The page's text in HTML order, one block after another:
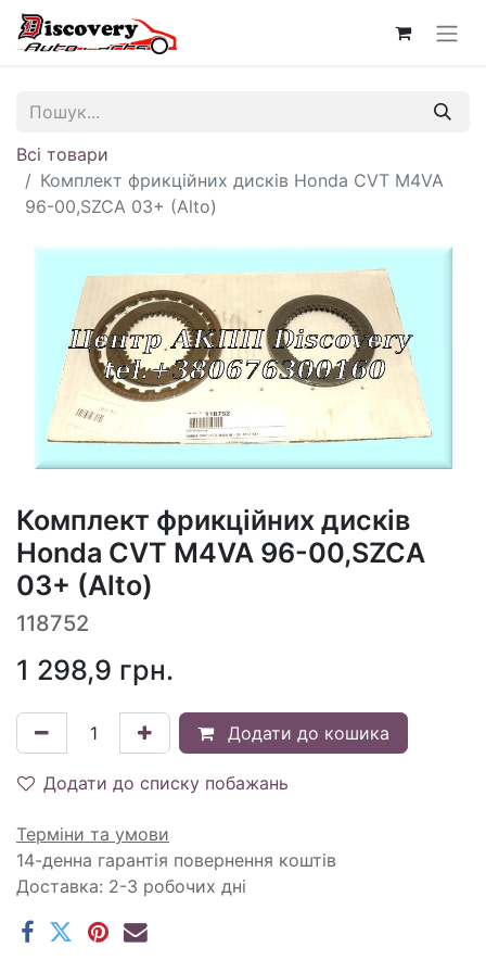
Всі товари
Комплект фрикційних дисків Honda CVT M4VA
96-00,SZCA 03+ (Alto)
Комплект фрикційних дисків
Honda CVT M4VA 96-00,SZCA
03+ (Alto)
118752
1 298,9 грн.
Додати до кошика
Додати до списку побажань
Терміни та умови
14-денна гарантія повернення коштів
Доставка: 2-3 робочих дні